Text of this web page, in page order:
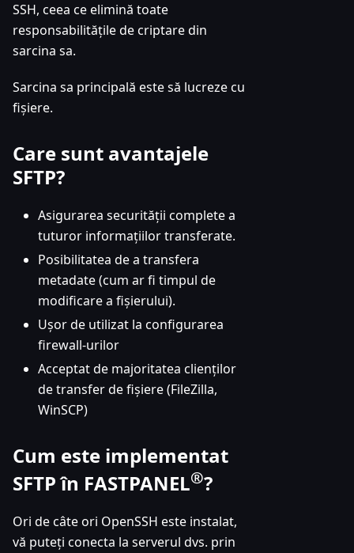
SSH, ceea ce elimină toate
responsabilitățile de criptare din
sarcina sa.
Sarcina sa principală este să lucreze cu
fișiere.
Care sunt avantajele
SFTP?
Asigurarea securității complete a
tuturor informațiilor transferate.
Posibilitatea de a transfera
metadate (cum ar fi timpul de
modificare a fișierului).
Ușor de utilizat la configurarea
firewall-urilor
Acceptat de majoritatea clienților
de transfer de fișiere (FileZilla,
WinSCP)
Cum este implementat
SFTP în FASTPANEL®?
Ori de câte ori OpenSSH este instalat,
vă puteți conecta la serverul dvs. prin